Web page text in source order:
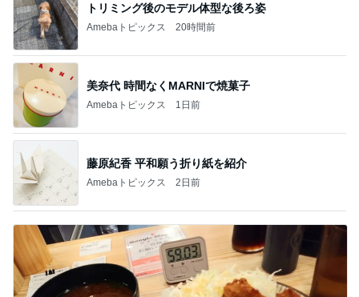
トリミング後のモデル体型な後ろ姿
Amebaトピックス 20時間前
美奈代 時間なくMARNIで焼菓子
Amebaトピックス 1日前
藤原紀香 平和願う折り紙を紹介
Amebaトピックス 2日前